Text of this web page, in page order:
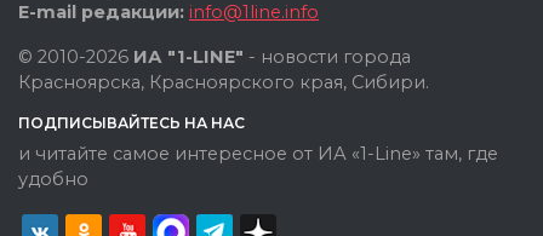
E-mail редакции: info@1line.info
© 2010-2026 ИА "1-LINE" - новости города
Красноярска, Красноярского края, Сибири.
ПОДПИСЫВАЙТЕСЬ НА НАС
и читайте самое интересное от ИА «1-Line» там, где
удобно